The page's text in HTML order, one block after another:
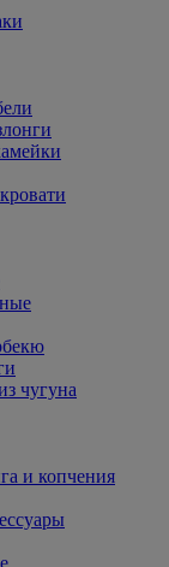
чугуна
и копчения